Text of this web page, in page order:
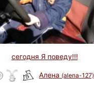
сегодня Я поведу!!!
Алена (alena-127)